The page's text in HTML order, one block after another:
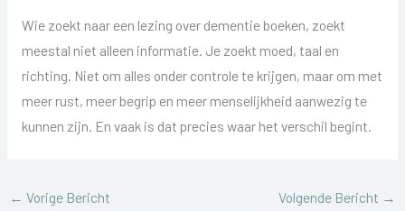
Wie zoekt naar een lezing over dementie boeken, zoekt
meestal niet alleen informatie. Je zoekt moed, taal en
richting. Niet om alles onder controle te krijgen, maar om met
meer rust, meer begrip en meer menselijkheid aanwezig te
kunnen zijn. En vaak is dat precies waar het verschil begint.
← Vorige Bericht Volgende Bericht →